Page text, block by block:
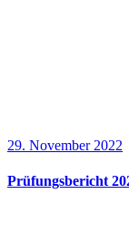
29. November 2022
Prüfungsbericht